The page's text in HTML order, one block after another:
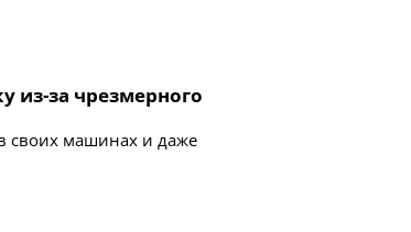
из-за чрезмерного
своих машинах и даже